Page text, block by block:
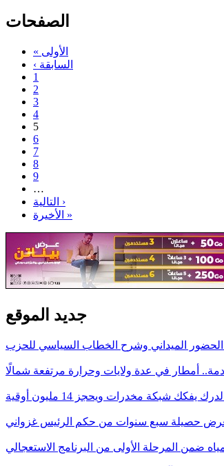
الصفحات
« الأولى
‹ السابقة
1
2
3
4
5
6
7
8
9
…
التالية ›
الأخيرة »
جديد الموقع
الحضور الميداني وشرح الخطاب السياسي للحزب
الدرك يفكك شبكة مخدرات ويحجز 14 مليون أوقية
حصيلة سبع سنوات من حكم الرئيس غزواني